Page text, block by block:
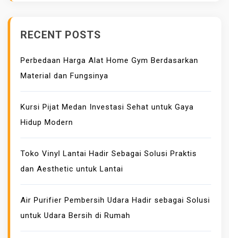
S
R
D
N
RECENT POSTS
Perbedaan Harga Alat Home Gym Berdasarkan
Material dan Fungsinya
Kursi Pijat Medan Investasi Sehat untuk Gaya
Hidup Modern
Toko Vinyl Lantai Hadir Sebagai Solusi Praktis
dan Aesthetic untuk Lantai
Air Purifier Pembersih Udara Hadir sebagai Solusi
untuk Udara Bersih di Rumah